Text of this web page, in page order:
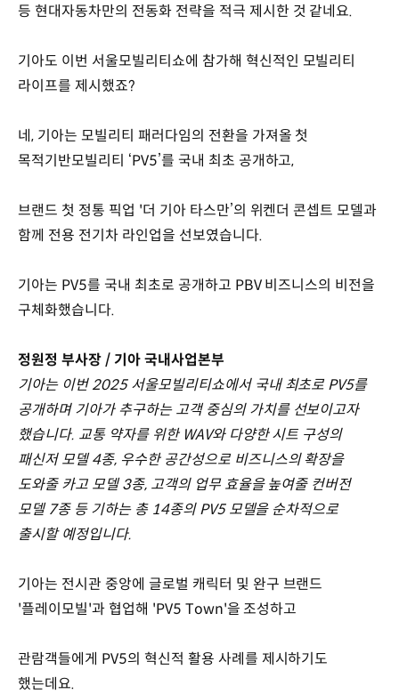
등 현대자동차만의 전동화 전략을 적극 제시한 것 같네요.
기아도 이번 서울모빌리티쇼에 참가해 혁신적인 모빌리티
라이프를 제시했죠?
네, 기아는 모빌리티 패러다임의 전환을 가져올 첫
목적기반모빌리티 ‘PV5’를 국내 최초 공개하고,
브랜드 첫 정통 픽업 '더 기아 타스만’의 위켄더 콘셉트 모델과
함께 전용 전기차 라인업을 선보였습니다.
기아는 PV5를 국내 최초로 공개하고 PBV 비즈니스의 비전을
구체화했습니다.
정원정 부사장 / 기아 국내사업본부
기아는 이번 2025 서울모빌리티쇼에서 국내 최초로 PV5를
공개하며 기아가 추구하는 고객 중심의 가치를 선보이고자
했습니다. 교통 약자를 위한 WAV와 다양한 시트 구성의
패신저 모델 4종, 우수한 공간성으로 비즈니스의 확장을
도와줄 카고 모델 3종, 고객의 업무 효율을 높여줄 컨버전
모델 7종 등 기하는 총 14종의 PV5 모델을 순차적으로
출시할 예정입니다.
기아는 전시관 중앙에 글로벌 캐릭터 및 완구 브랜드
'플레이모빌'과 협업해 'PV5 Town'을 조성하고
관람객들에게 PV5의 혁신적 활용 사례를 제시하기도
했는데요.